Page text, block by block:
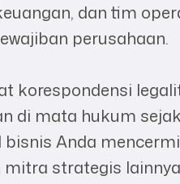
dan tim
perusahaan.
korespondensi
di mata hukum
bisnis Anda
strategis